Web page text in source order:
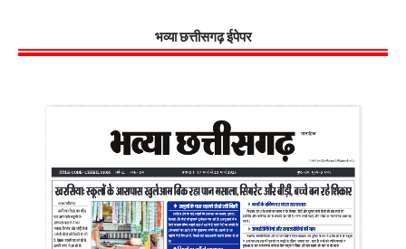
भव्या छत्तीसगढ़ ईपेपर